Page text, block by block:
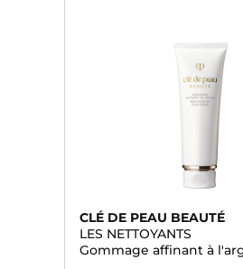
CLÉ DE PEAU BEAUTÉ
LES NETTOYANTS
Gommage affinant à